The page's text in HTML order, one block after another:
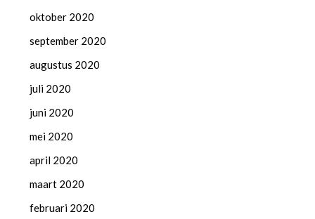
oktober 2020
september 2020
augustus 2020
juli 2020
juni 2020
mei 2020
april 2020
maart 2020
februari 2020